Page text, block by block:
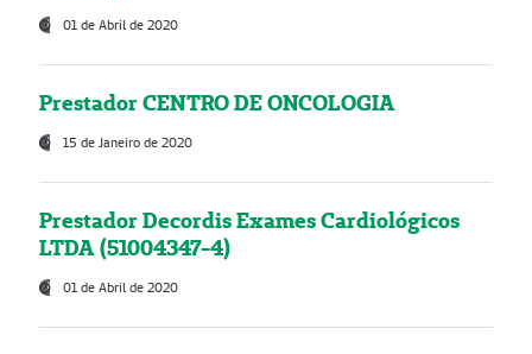
01 de Abril de 2020
Prestador CENTRO DE ONCOLOGIA
15 de Janeiro de 2020
Prestador Decordis Exames Cardiológicos
LTDA (51004347-4)
01 de Abril de 2020